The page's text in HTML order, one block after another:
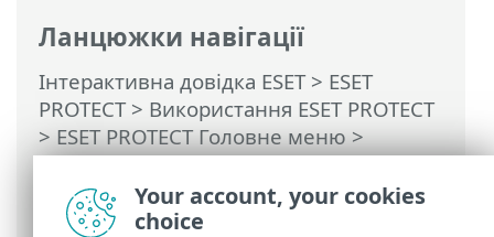
Ланцюжки навігації
Інтерактивна довідка ESET> ESET
PROTECT> Використання ESET PROTECT
> ESET PROTECT Головне меню>
Конфігурація>Додаткові параметри>
Як політики застосовуються до клієнтів
> Групи замовлень
Your account, your cookies
choice